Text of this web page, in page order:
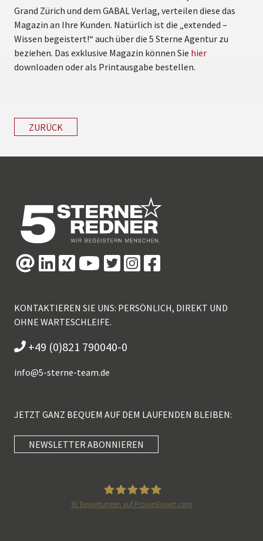
Grand Zürich und dem GABAL Verlag, verteilen diese das
Magazin an Ihre Kunden. Natürlich ist die „extended –
Wissen begeistert!“ auch über die 5 Sterne Agentur zu
beziehen. Das exklusive Magazin können Sie hier
downloaden oder als Printausgabe bestellen.
ZURÜCK
KONTAKTIEREN SIE UNS: PERSÖNLICH, DIREKT UND
OHNE WARTESCHLEIFE.
+49 (0)821 790040-0
info@5-sterne-team.de
JETZT GANZ BEQUEM AUF DEM LAUFENDEN BLEIBEN:
NEWSLETTER ABONNIEREN
91 Bewertungen auf ProvenExpert.com
SEHR GUT